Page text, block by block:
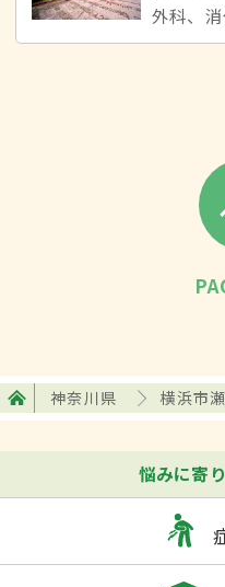
神奈川県 横浜市
悩みに寄